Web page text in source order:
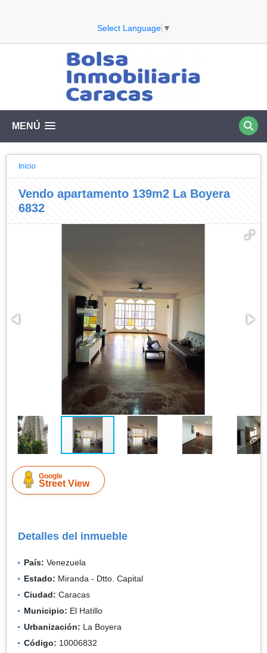
Select Language ▼
MENÚ
Inicio
Vendo apartamento 139m2 La Boyera
6832
Google
Street View
Detalles del inmueble
País: Venezuela
Estado: Miranda - Dtto. Capital
Ciudad: Caracas
Municipio: El Hatillo
Urbanización: La Boyera
Código: 10006832